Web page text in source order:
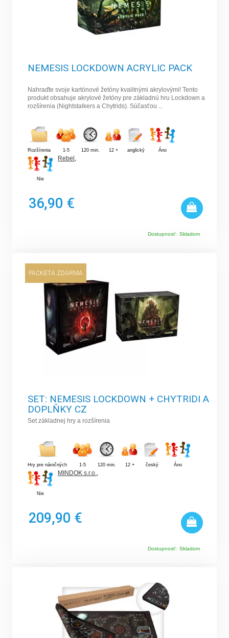
NEMESIS LOCKDOWN ACRYLIC PACK
Nahraďte svoje kartónové žetóny kvalitnými akrylovými! Tento
produkt obsahuje akrylové žetóny pre základnú hru Lockdown a
rozšírenia (Nightstalkers a Chytrids). Súčasťou ...
Rozšírenia 1-5 120 min. 12 + anglický Áno
Nie
Rebel ,
36,90 €
Dostupnosť: Skladom
PACKETA ZDARMA
SET: NEMESIS LOCKDOWN + CHYTRIDI A
DOPLŇKY CZ
Set základnej hry a rozšírenia
Hry pre náročných 1-5 120 min. 12 + český Áno
Nie
MINDOK s.r.o.
209,90 €
Dostupnosť: Skladom